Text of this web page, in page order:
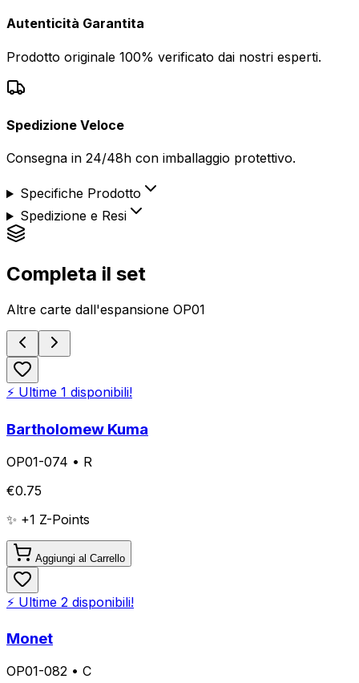
Autenticità Garantita
Prodotto originale 100% verificato dai nostri esperti.
Spedizione Veloce
Consegna in 24/48h con imballaggio protettivo.
Specifiche Prodotto
Spedizione e Resi
Completa il set
Altre carte dall'espansione OP01
⚡ Ultime 1 disponibili!
Bartholomew Kuma
OP01-074 • R
€0.75
✨ +1 Z-Points
Aggiungi al Carrello
⚡ Ultime 2 disponibili!
Monet
OP01-082 • C